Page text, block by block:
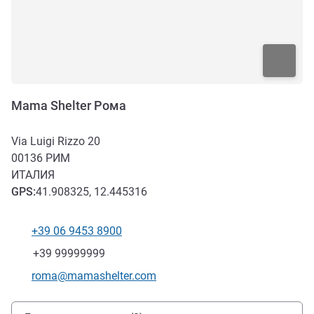
Mama Shelter Рома
Via Luigi Rizzo 20
00136 РИМ
ИТАЛИЯ
GPS:41.908325, 12.445316
Телефон
+39 06 9453 8900
Факс
+39 99999999
Контактный адрес электронной почты
roma@mamashelter.com
Доступ и транспорт